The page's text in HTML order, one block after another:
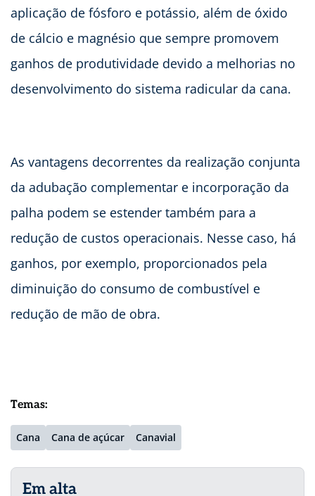
aplicação de fósforo e potássio, além de óxido
de cálcio e magnésio que sempre promovem
ganhos de produtividade devido a melhorias no
desenvolvimento do sistema radicular da cana.
As vantagens decorrentes da realização conjunta
da adubação complementar e incorporação da
palha podem se estender também para a
redução de custos operacionais. Nesse caso, há
ganhos, por exemplo, proporcionados pela
diminuição do consumo de combustível e
redução de mão de obra.
Temas:
Cana Cana de açúcar Canavial
Em alta